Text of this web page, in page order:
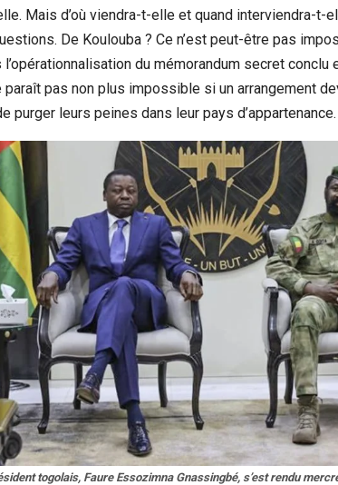
Mais d’où viendra-t-elle et quand interviendra-t-
De Koulouba ? Ce n’est peut-être pas
du mémorandum secret conclu
paraît pas non plus impossible si un arrangement
purger leurs peines dans leur pays d’appartenance.
togolais, Faure Essozimna Gnassingbé, s’est rendu